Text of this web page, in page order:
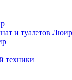
и туалетов Люир
техники